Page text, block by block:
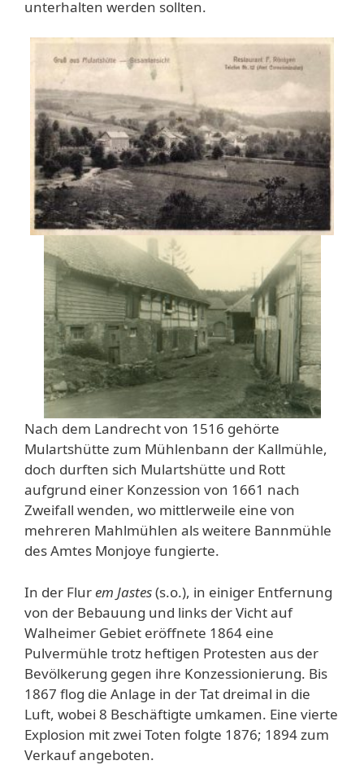
unterhalten werden sollten.
Nach dem Landrecht von 1516 gehörte
Mulartshütte zum Mühlenbann der Kallmühle,
doch durften sich Mulartshütte und Rott
aufgrund einer Konzession von 1661 nach
Zweifall wenden, wo mittlerweile eine von
mehreren Mahlmühlen als weitere Bannmühle
des Amtes Monjoye fungierte.
In der Flurem Jastes(s.o.), in einiger Entfernung
von der Bebauung und links der Vicht auf
Walheimer Gebiet eröffnete 1864 eine
Pulvermühle trotz heftigen Protesten aus der
Bevölkerung gegen ihre Konzessionierung. Bis
1867 flog die Anlage in der Tat dreimal in die
Luft, wobei 8 Beschäftigte umkamen. Eine vierte
Explosion mit zwei Toten folgte 1876; 1894 zum
Verkauf angeboten.